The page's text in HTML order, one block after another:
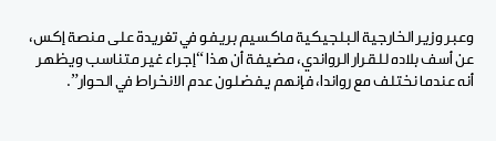
وعبر وزير الخارجية البلجيكية ماكسيم بريفو في تغريدة على منصة إكس،
عن أسف بلاده للقرار الرواندي، مضيفة أن هذا “إجراء غير متناسب ويظهر
أنه عندما نختلف مع رواندا، فإنهم يفضلون عدم الانخراط في الحوار”.